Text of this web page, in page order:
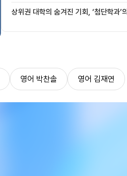
상위권 대학의 숨겨진 기회, ‘첨단학과’
영어 박찬솔 영어 김재연